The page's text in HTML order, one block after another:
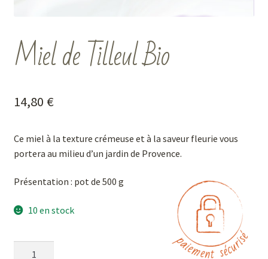
Miel de Tilleul Bio
14,80 €
Ce miel à la texture crémeuse et à la saveur fleurie vous
portera au milieu d’un jardin de Provence.
Présentation : pot de 500 g
10 en stock